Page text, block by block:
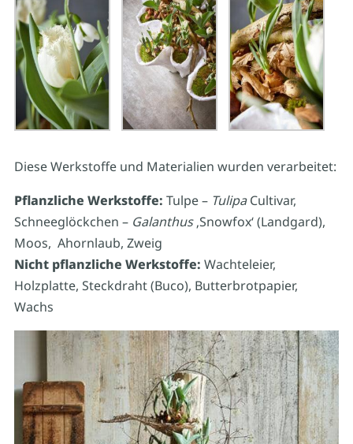
Diese Werkstoffe und Materialien wurden verarbeitet:
Pflanzliche Werkstoffe: Tulpe – TulipaCultivar,
Schneeglöckchen – Galanthus‚Snowfox‘ (Landgard),
Moos, Ahornlaub, Zweig
Nicht pflanzliche Werkstoffe: Wachteleier,
Holzplatte, Steckdraht (Buco), Butterbrotpapier,
Wachs